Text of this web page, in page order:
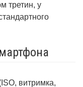
третин, у
витримка,